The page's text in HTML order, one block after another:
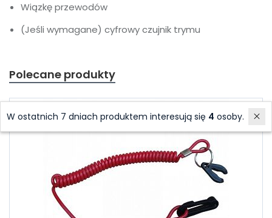
Wiązkę przewodów
(Jeśli wymagane) cyfrowy czujnik trymu
Polecane produkty
W ostatnich 7 dniach produktem interesują się 4 osoby.